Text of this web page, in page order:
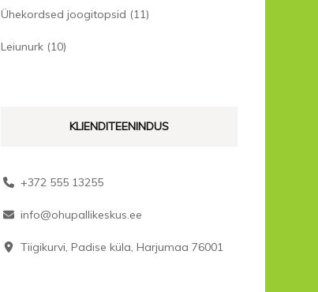
Ühekordsed joogitopsid (11)
Leiunurk (10)
KLIENDITEENINDUS
+372 555 13255
info@ohupallikeskus.ee
Tiigikurvi, Padise küla, Harjumaa 76001